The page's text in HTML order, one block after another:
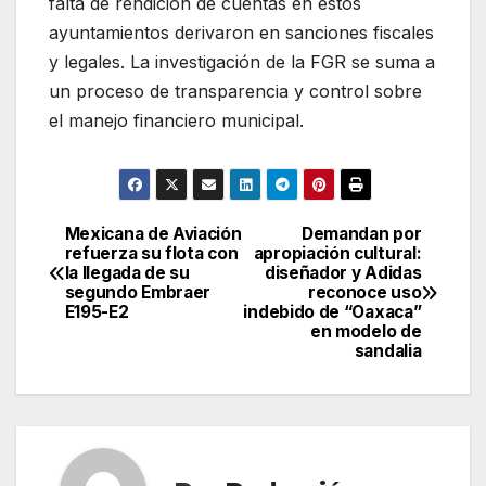
ayuntamientos derivaron en sanciones fiscales
y legales. La investigación de la FGR se suma a
un proceso de transparencia y control sobre
el manejo financiero municipal.
Navegación
de
Demandan por
apropiación cultural:
diseñador y Adidas
reconoce uso
indebido de “Oaxaca”
en modelo de
sandalia
Mexicana de Aviación
refuerza su flota con
la llegada de su
segundo Embraer
E195-E2